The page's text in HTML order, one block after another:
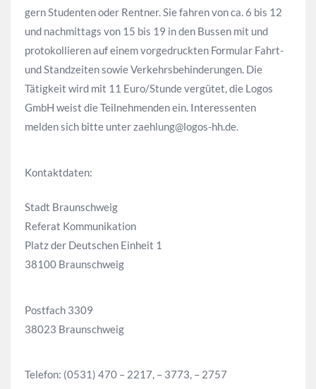
gern Studenten oder Rentner. Sie fahren von ca. 6 bis 12
und nachmittags von 15 bis 19 in den Bussen mit und
protokollieren auf einem vorgedruckten Formular Fahrt-
und Standzeiten sowie Verkehrsbehinderungen. Die
Tätigkeit wird mit 11 Euro/Stunde vergütet, die Logos
GmbH weist die Teilnehmenden ein. Interessenten
melden sich bitte unter zaehlung@logos-hh.de.
Kontaktdaten:
Stadt Braunschweig
Referat Kommunikation
Platz der Deutschen Einheit 1
38100 Braunschweig
Postfach 3309
38023 Braunschweig
Telefon: (0531) 470 – 2217, – 3773, – 2757